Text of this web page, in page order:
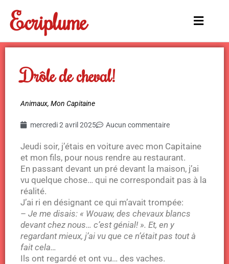
contenu
Ecriplume
Main
Drôle de cheval!
Animaux, Mon Capitaine
mercredi 2 avril 2025 Aucun commentaire
Jeudi soir, j’étais en voiture avec mon Capitaine
et mon fils, pour nous rendre au restaurant.
En passant devant un pré devant la maison, j’ai
vu quelque chose… qui ne correspondait pas à la
réalité.
J’ai ri en désignant ce qui m’avait trompée:
– Je me disais: « Wouaw, des chevaux blancs
devant chez nous… c’est génial! ». Et, en y
regardant mieux, j’ai vu que ce n’était pas tout à
fait cela…
Ils ont regardé et ont vu… des vaches.